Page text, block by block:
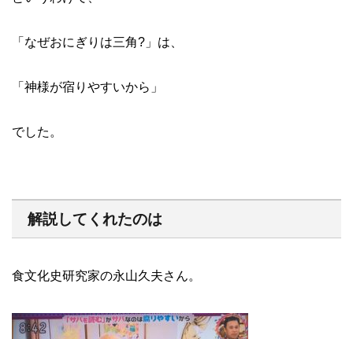
「なぜおにぎりは三角?」は、
「神様が宿りやすいから」
でした。
解説してくれたのは
食文化史研究家の永山久夫さん。